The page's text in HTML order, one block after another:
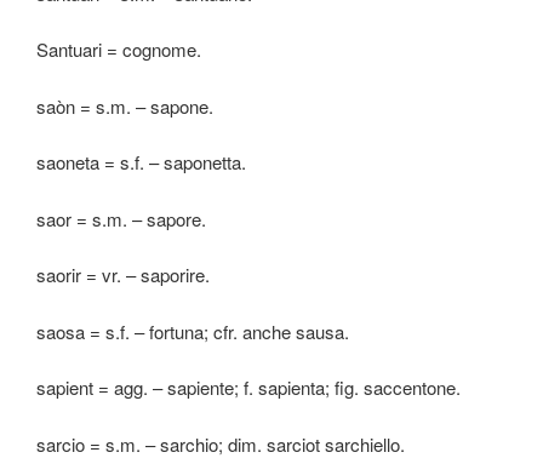
Santuari = cognome.
saòn = s.m. – sapone.
saoneta = s.f. – saponetta.
saor = s.m. – sapore.
saorir = vr. – saporire.
saosa = s.f. – fortuna; cfr. anche sausa.
sapient = agg. – sapiente; f. sapienta; fig. saccentone.
sarcio = s.m. – sarchio; dim. sarciot sarchiello.